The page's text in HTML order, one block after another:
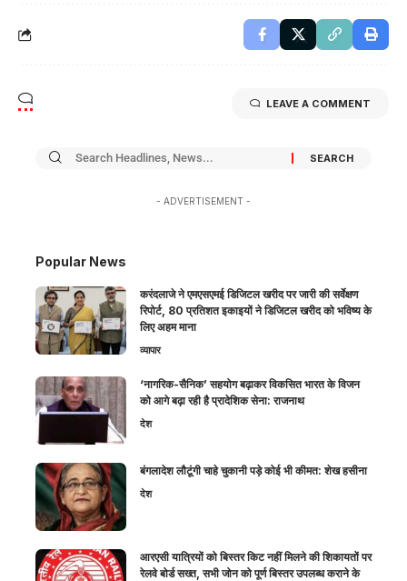
LEAVE A COMMENT
- ADVERTISEMENT -
Popular News
करंदलाजे ने एमएसएमई डिजिटल खरीद पर जारी की सर्वेक्षण
रिपोर्ट, 80 प्रतिशत इकाइयों ने डिजिटल खरीद को भविष्य के
लिए अहम माना
व्यापार
‘नागरिक-सैनिक’ सहयोग बढ़ाकर विकसित भारत के विजन
को आगे बढ़ा रही है प्रादेशिक सेना: राजनाथ
देश
बंगलादेश लौटूंगी चाहे चुकानी पड़े कोई भी कीमत: शेख हसीना
देश
आरएसी यात्रियों को बिस्तर किट नहीं मिलने की शिकायतों पर
रेलवे बोर्ड सख्त, सभी जोन को पूर्ण बिस्तर उपलब्ध कराने के